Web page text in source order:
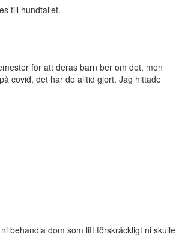
till hundtallet.
för att deras barn ber om det, men
covid, det har de alltid gjort. Jag hittade
behandla dom som lift förskräckligt ni skulle